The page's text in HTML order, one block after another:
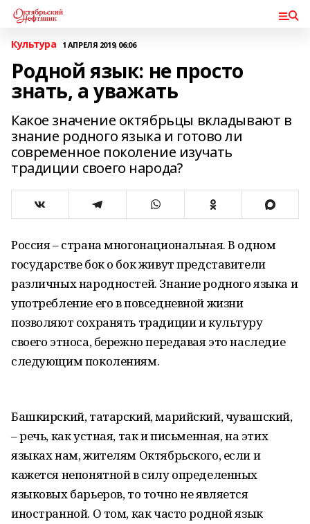
Культура 1 АПРЕЛЯ 2019, 06:06
Родной язык: не просто
знать, а уважать
Какое значение октябрьцы вкладывают в
знание родного языка и готово ли
современное поколение изучать
традиции своего народа?
Россия – страна многонациональная. В одном
государстве бок о бок живут представители
различных народностей. Знание родного языка и
употребление его в повседневной жизни
позволяют сохранять традиции и культуру
своего этноса, бережно передавая это наследие
следующим поколениям.
Башкирский, татарский, марийский, чувашский,
– речь, как устная, так и письменная, на этих
языках нам, жителям Октябрьского, если и
кажется непонятной в силу определенных
языковых барьеров, то точно не является
иностранной. О том, как часто родной язык